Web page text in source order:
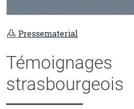
Pressematerial
Témoignages
strasbourgeois